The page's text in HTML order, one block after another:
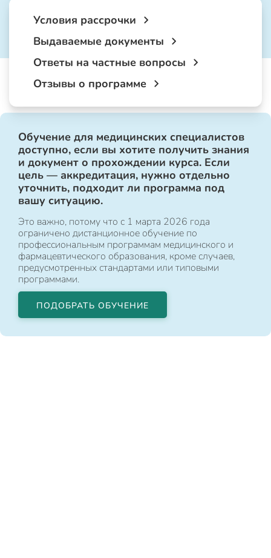
Условия рассрочки
Выдаваемые документы
Ответы на частные вопросы
Отзывы о программе
Обучение для медицинских специалистов
доступно, если вы хотите получить знания
и документ о прохождении курса. Если
цель — аккредитация, нужно отдельно
уточнить, подходит ли программа под
вашу ситуацию.
Это важно, потому что с 1 марта 2026 года
ограничено дистанционное обучение по
профессиональным программам медицинского и
фармацевтического образования, кроме случаев,
предусмотренных стандартами или типовыми
программами.
ПОДОБРАТЬ ОБУЧЕНИЕ